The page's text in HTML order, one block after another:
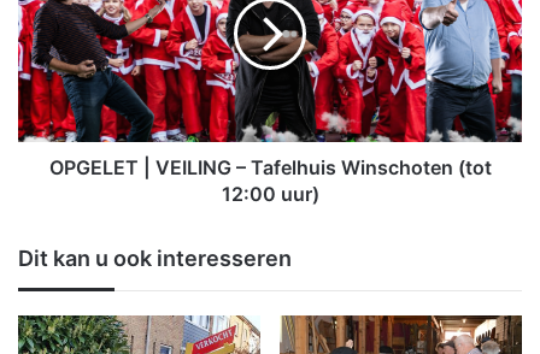
k
e
l
T
w
i
k
e
r
s
E
L
E
T
|
V
N
G
–
T
OPGELET | VEILING – Tafelhuis Winschoten (tot
12:00 uur)
Dit kan u ook interesseren